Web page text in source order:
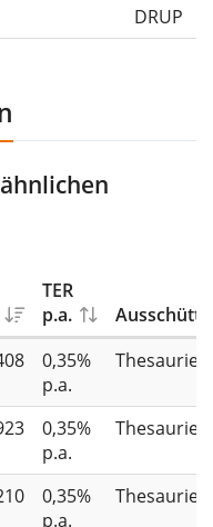
DRUP
TER
p.a.
0,35%
p.a.
0,35%
p.a.
0,35%
p.a.